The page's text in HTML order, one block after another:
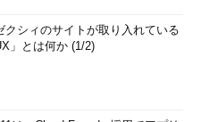
クシィのサイトが取り入れている
」とは何か (1/2)